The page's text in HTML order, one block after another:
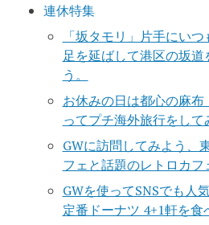
連休特集
「坂タモリ」片手にい
足を延ばして港区の坂
う。
お休みの日は都心の麻
ってプチ海外旅行をして
GWに訪問してみよう、
フェと話題のレトロカフ
GWを使ってSNSでも人
定番ドーナツ 4+1軒を食